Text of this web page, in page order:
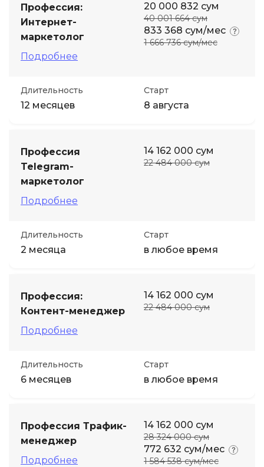
Профессия:
Интернет-
маркетолог
Подробнее
20 000 832 сум
40 001 664 сум
833 368 сум/мес
1 666 736 сум/мес
Длительность
12 месяцев
Старт
8 августа
Профессия
Telegram-
маркетолог
Подробнее
14 162 000 сум
22 484 000 сум
Длительность
2 месяца
Старт
в любое время
Профессия:
Контент-менеджер
Подробнее
14 162 000 сум
22 484 000 сум
Длительность
6 месяцев
Старт
в любое время
Профессия Трафик-
менеджер
Подробнее
14 162 000 сум
28 324 000 сум
772 632 сум/мес
1 584 538 сум/мес